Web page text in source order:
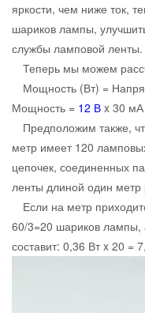
яркости, чем ниже ток,
шариков лампы,
службы ламповой ленты.
Теперь мы можем
Мощность (Вт) =
Мощность = 12 В x 30 мА
Предположим также,
метр имеет 120
цепочек, соединенных
ленты длиной один метр
Если на метр
60/3=20 шариков лампы,
составит: 0,36 Вт x 20 =